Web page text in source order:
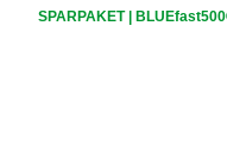
SPARPAKET |